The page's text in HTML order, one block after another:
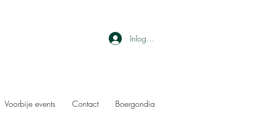
Inloggen
Voorbije events Contact Boergondia